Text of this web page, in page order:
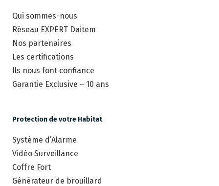
Qui sommes-nous
Réseau EXPERT Daitem
Nos partenaires
Les certifications
Ils nous font confiance
Garantie Exclusive – 10 ans
Protection de votre Habitat
Système d’Alarme
Vidéo Surveillance
Coffre Fort
Générateur de brouillard